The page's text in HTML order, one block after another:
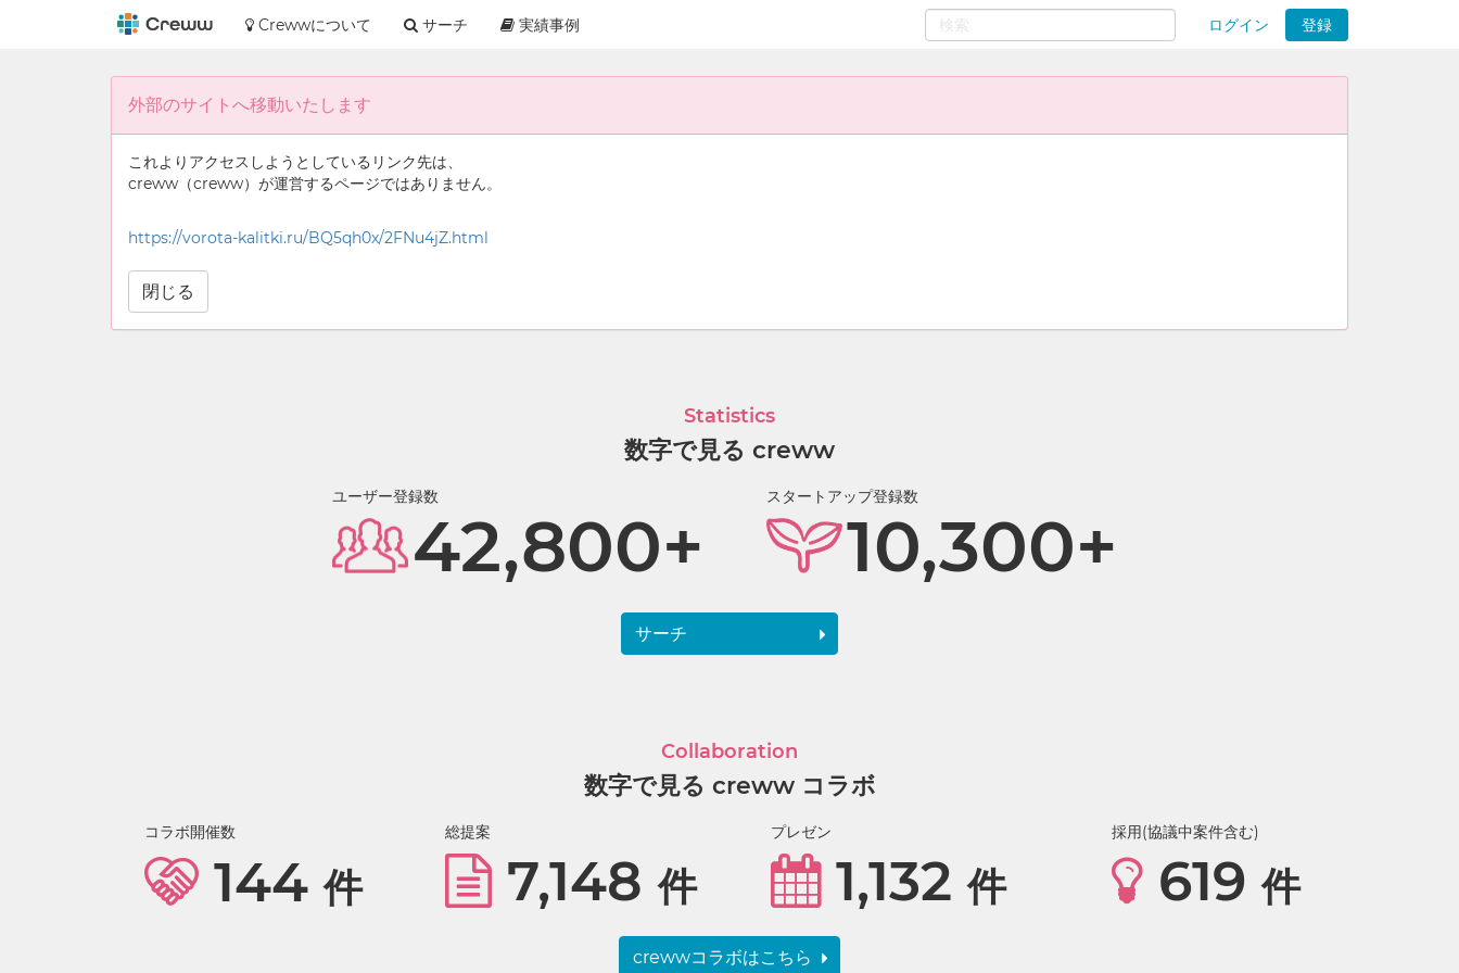
Crewwについて サーチ 実績事例 ログイン
登録
selections
外部のサイトへ移動いたします
これよりアクセスしようとしているリンク先は、
creww（creww）が運営するページではありません。
https://vorota-kalitki.ru/BQ5qh0x/2FNu4jZ.html
閉じる
Statistics
数字で見る creww
ユーザー登録数
42,800+
スタートアップ登録数
10,300+
サーチ
Collaboration
数字で見る creww コラボ
コラボ開催数
144件
総提案
7,148件
プレゼン
1,132件
採用(協議中案件含む)
619件
crewwコラボはこちら